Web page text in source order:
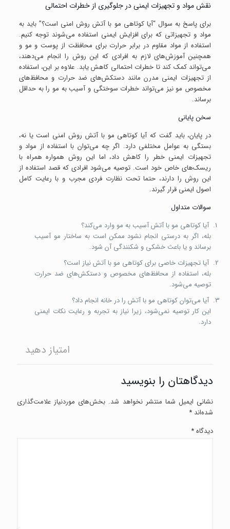
نقش مواد و تجهیزات ایمنی در جلوگیری از خطرات احتمالی
برای پاسخ به سوال “آیا کوتاهی مو با آتش روش امنی است؟” باید به
مواد و تجهیزاتی که برای افزایش ایمنی استفاده می‌شوند توجه کنیم.
استفاده از مواد مقاوم در برابر حرارت برای محافظت از پوست و مو و
همچنین آموزش‌های لازم به افرادی که این روش را انجام می‌دهند،
می‌تواند کمک کند تا خطرات احتمالی کاهش یابد. علاوه بر این، استفاده
از تجهیزات ایمنی مدرن مانند دستکش‌های ضد حرارت و محافظ‌های
مخصوص مو نیز می‌تواند خطرات سوختگی و آسیب به مو را به حداقل
برساند.
سخن پایانی
در پایان، باید گفت که آیا کوتاهی مو با آتش روش امنی است یا نه،
بستگی به عوامل مختلفی دارد. اگر چه می‌توان با استفاده از مواد و
تجهیزات ایمنی خطر را کاهش داد، اما این روش همواره همراه با
ریسک‌های خاص خود است. توصیه می‌شود افرادی که قصد استفاده از
این روش را دارند، حتما تحت نظارت فردی مجرب و با رعایت کامل
اصول ایمنی قرار گیرند.
سوالات متداول
آیا کوتاهی مو با آتش آسیب به مو وارد می‌کند؟
بله، اگر به درستی انجام نشود ممکن است به ساختار مو آسیب
برساند و یا باعث خشکی و شکنندگی آن شود.
آیا تجهیزات خاصی برای کوتاهی مو با آتش نیاز است؟
بله، استفاده از محافظ‌های مخصوص و دستکش‌های ضد حرارت
توصیه می‌شود.
آیا می‌توان کوتاهی مو با آتش را در خانه انجام داد؟
این کار توصیه نمی‌شود، زیرا نیاز به تجربه و رعایت نکات ایمنی
دارد.
امتیاز دهید
دیدگاهتان را بنویسید
نشانی ایمیل شما منتشر نخواهد شد. بخش‌های موردنیاز علامت‌گذاری
شده‌اند *
دیدگاه*